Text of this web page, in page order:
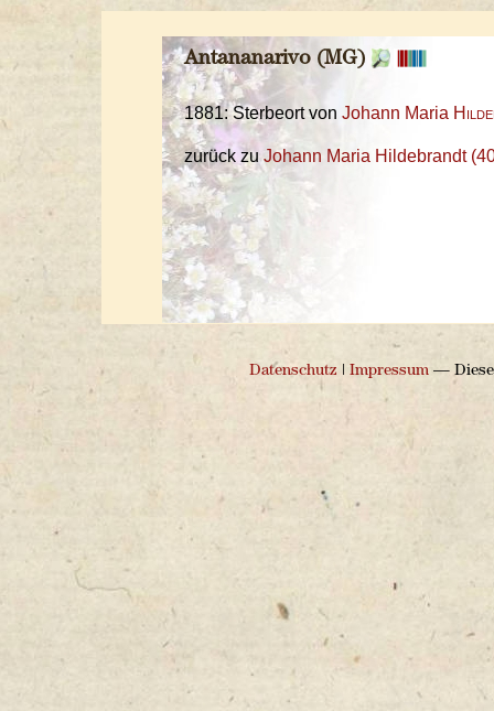
Antananarivo (MG)
1881: Sterbeort von Johann Maria
zurück zuJohann Maria Hildebrandt
Datenschutz Impressum— Diese